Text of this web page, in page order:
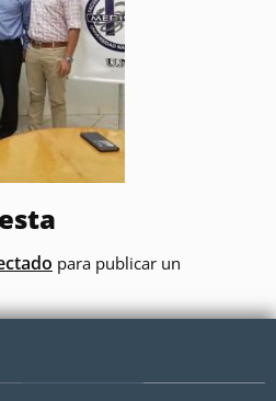
para publicar un